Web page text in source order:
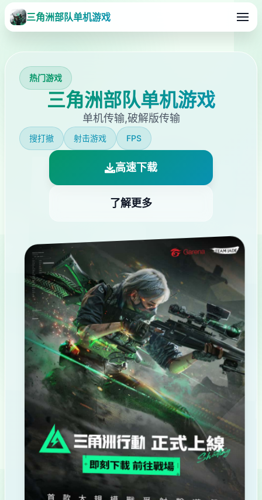
三角洲部队单机游戏
热门游戏
三角洲部队单机游戏
单机传输,破解版传输
搜打撤 射击游戏 FPS
高速下载
了解更多